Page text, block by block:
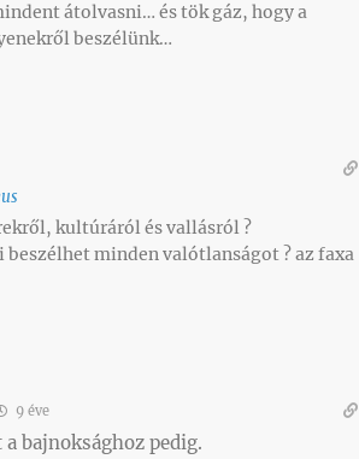
átolvasni… és tök gáz, hogy a
beszélünk…
kultúráról és vallásról ?
beszélhet minden valótlanságot ? az faxa
9 éve
bajnoksághoz pedig.